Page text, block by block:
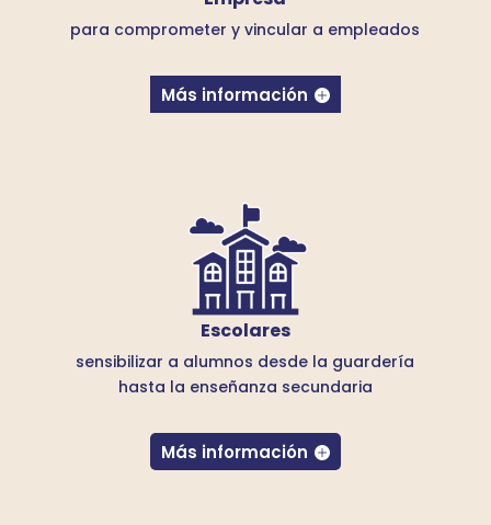
para comprometer y vincular a empleados
Más información
Escolares
sensibilizar a alumnos desde la guardería
hasta la enseñanza secundaria
Más información